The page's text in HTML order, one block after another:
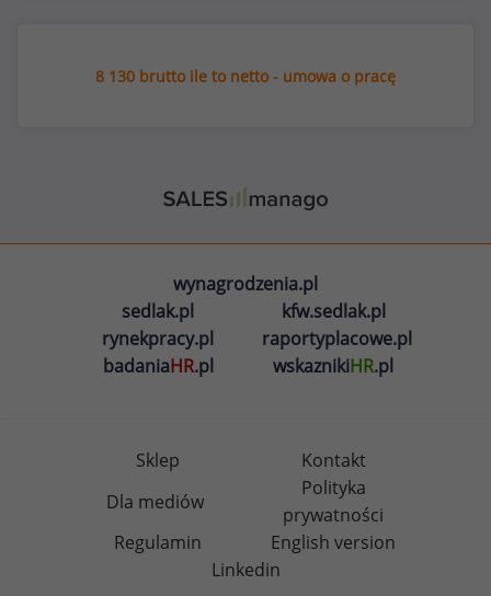
8 130 brutto ile to netto - umowa o pracę
wynagrodzenia.pl
sedlak.pl
kfw.sedlak.pl
rynekpracy.pl
raportyplacowe.pl
badaniaHR.pl wskaznikiHR.pl
Sklep
Kontakt
Dla mediów
Polityka
prywatności
Regulamin
English version
Linkedin